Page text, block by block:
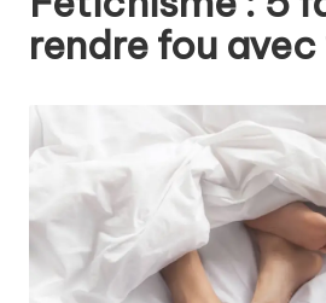
r
t
i
c
rendre fou